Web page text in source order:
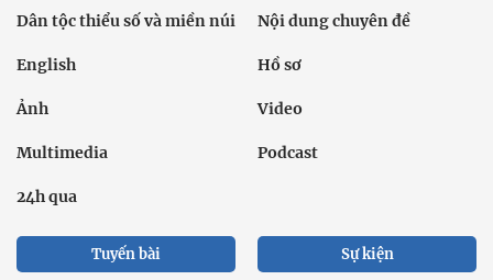
Dân tộc thiểu số và miền núi Nội dung chuyên đề
English Hồ sơ
Ảnh Video
Multimedia Podcast
24h qua
Tuyến bài Sự kiện